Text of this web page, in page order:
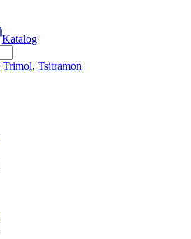
Katalog
Trimol, Tsitramon